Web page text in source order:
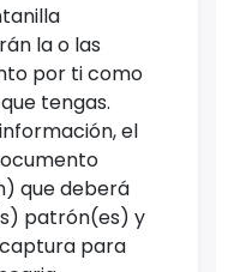
la o las
por ti como
tengas.
el
que deberá
patrón(es) y
para